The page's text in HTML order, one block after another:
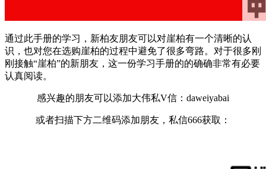
通过此手册的学习，新柏友朋友可以对崖柏有一个清晰的认
识，也对您在选购崖柏的过程中避免了很多弯路。对于很多刚
刚接触“崖柏”的新朋友，这一份学习手册的的确确非常有必要
认真阅读。
感兴趣的朋友可以添加大伟私V信：daweiyabai
或者扫描下方二维码添加朋友，私信666获取：